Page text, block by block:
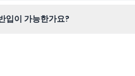
입이 가능한가요?